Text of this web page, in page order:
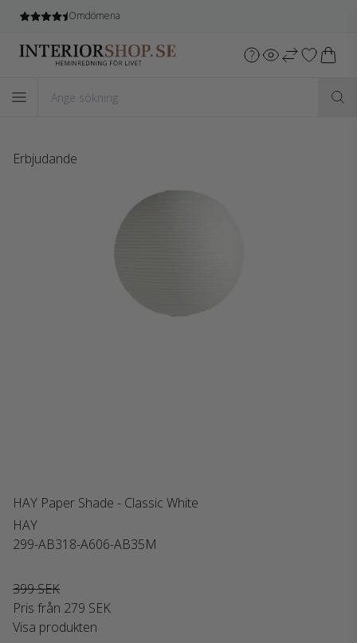
Fri leveransvid köp över 1.599 SEK*
Erbjudande
HAY Paper Shade - Classic White
HAY
299-AB318-A606-AB35M
399 SEK
Pris från 279 SEK
Visa produkten